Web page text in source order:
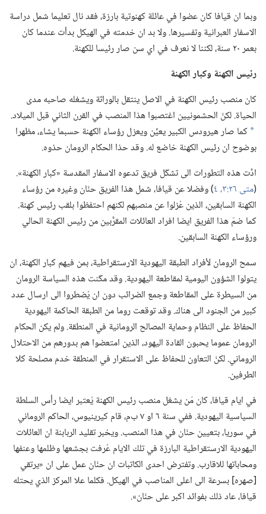
وبما ان قيافا كان عضوا في عائلة كهنوتية بارزة،‏ فقد نال تعليما شمل دراسة
الاسفار العبرانية وتفسيرها.‏ ولا بد ان خدمته في الهيكل بدأت عندما كان
بعمر ٢٠ سنة،‏ لكننا لا نعرف في اي سن صار رئيسا للكهنة.‏
رئيس الكهنة وكبار الكهنة
كان منصب رئيس الكهنة في الاصل ينتقل بالوراثة ويشغله صاحبه مدى
الحياة.‏ لكنّ الحشمونيين اغتصبوا هذا المنصب في القرن الثاني قبل الميلاد.‏
* كما صار هيرودس الكبير يعيِّن ويعزل رؤساء الكهنة حسبما يشاء،‏ مظهرا
بوضوح ان رئيس الكهنة خاضع له.‏ وقد حذا الحكام الرومان حذوه.‏
ادَّت هذه التطورات الى تشكّل فريق تدعوه الاسفار المقدسة «كبار الكهنة».‏
(‏متى ٢٦:‏٣،‏ ٤
‏)‏ وفضلا عن قيافا،‏ شمل هذا الفريق حنّان وغيره من رؤساء
الكهنة السابقين،‏ الذين عُزلوا عن منصبهم لكنهم احتفظوا بلقب رئيس كهنة.‏
كما ضمّ هذا الفريق ايضا افراد العائلات المقرَّبين من رئيس الكهنة الحالي
ورؤساء الكهنة السابقين.‏
سمح الرومان لأفراد الطبقة اليهودية الارستقراطية،‏ بمن فيهم كبار الكهنة،‏ ان
يتولوا الشؤون اليومية لمقاطعة اليهودية.‏ وقد مكّنت هذه السياسة الرومان
من السيطرة على المقاطعة وجمع الضرائب دون ان يُضطروا الى ارسال عدد
كبير من الجنود الى هناك.‏ وقد توقعت روما من الطبقة الحاكمة اليهودية
الحفاظ على النظام وحماية المصالح الرومانية في المنطقة.‏ ولم يكن الحكام
الرومان عموما يحبون القادة اليهود،‏ الذين امتعضوا هم بدورهم من الاحتلال
الروماني.‏ لكنّ التعاون للحفاظ على الاستقرار في المنطقة خدم مصلحة كلا
الطرفين.‏
في ايام قيافا،‏ كان مَن يشغل منصب رئيس الكهنة يُعتبر ايضا رأس السلطة
السياسية اليهودية.‏ ففي سنة ٦ او ٧ ب‌م،‏ قام كيرينيوس،‏ الحاكم الروماني
في سوريا،‏ بتعيين حنّان في هذا المنصب.‏ ويخبر تقليد الربابنة ان العائلات
اليهودية الارستقراطية البارزة في تلك الايام عُرفت بجشعها وظلمها وعنفها
ومحاباتها للاقارب.‏ وتفترض احدى الكاتبات ان حنّان عمل على ان «يرتقي
[صهره] بسرعة الى اعلى المناصب في الهيكل.‏ فكلما علا المركز الذي يحتله
قيافا،‏ عاد ذلك بفوائد اكبر على حنّان».‏